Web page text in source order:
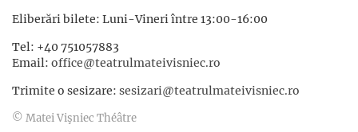
Eliberări bilete: Luni-Vineri între 13:00-16:00
Tel: +40 751057883
Email: office@teatrulmateivisniec.ro
Trimite o sesizare: sesizari@teatrulmateivisniec.ro
© Matei Vişniec Théâtre